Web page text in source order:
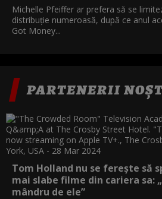
Michelle Pfeiffer ar prefera să se
distribuție numeroasă, după ce anul
Got Money...
PARTENERII
Tom Holland nu se ferește să
mai slabe filme din cariera sa:
mândru de ele”